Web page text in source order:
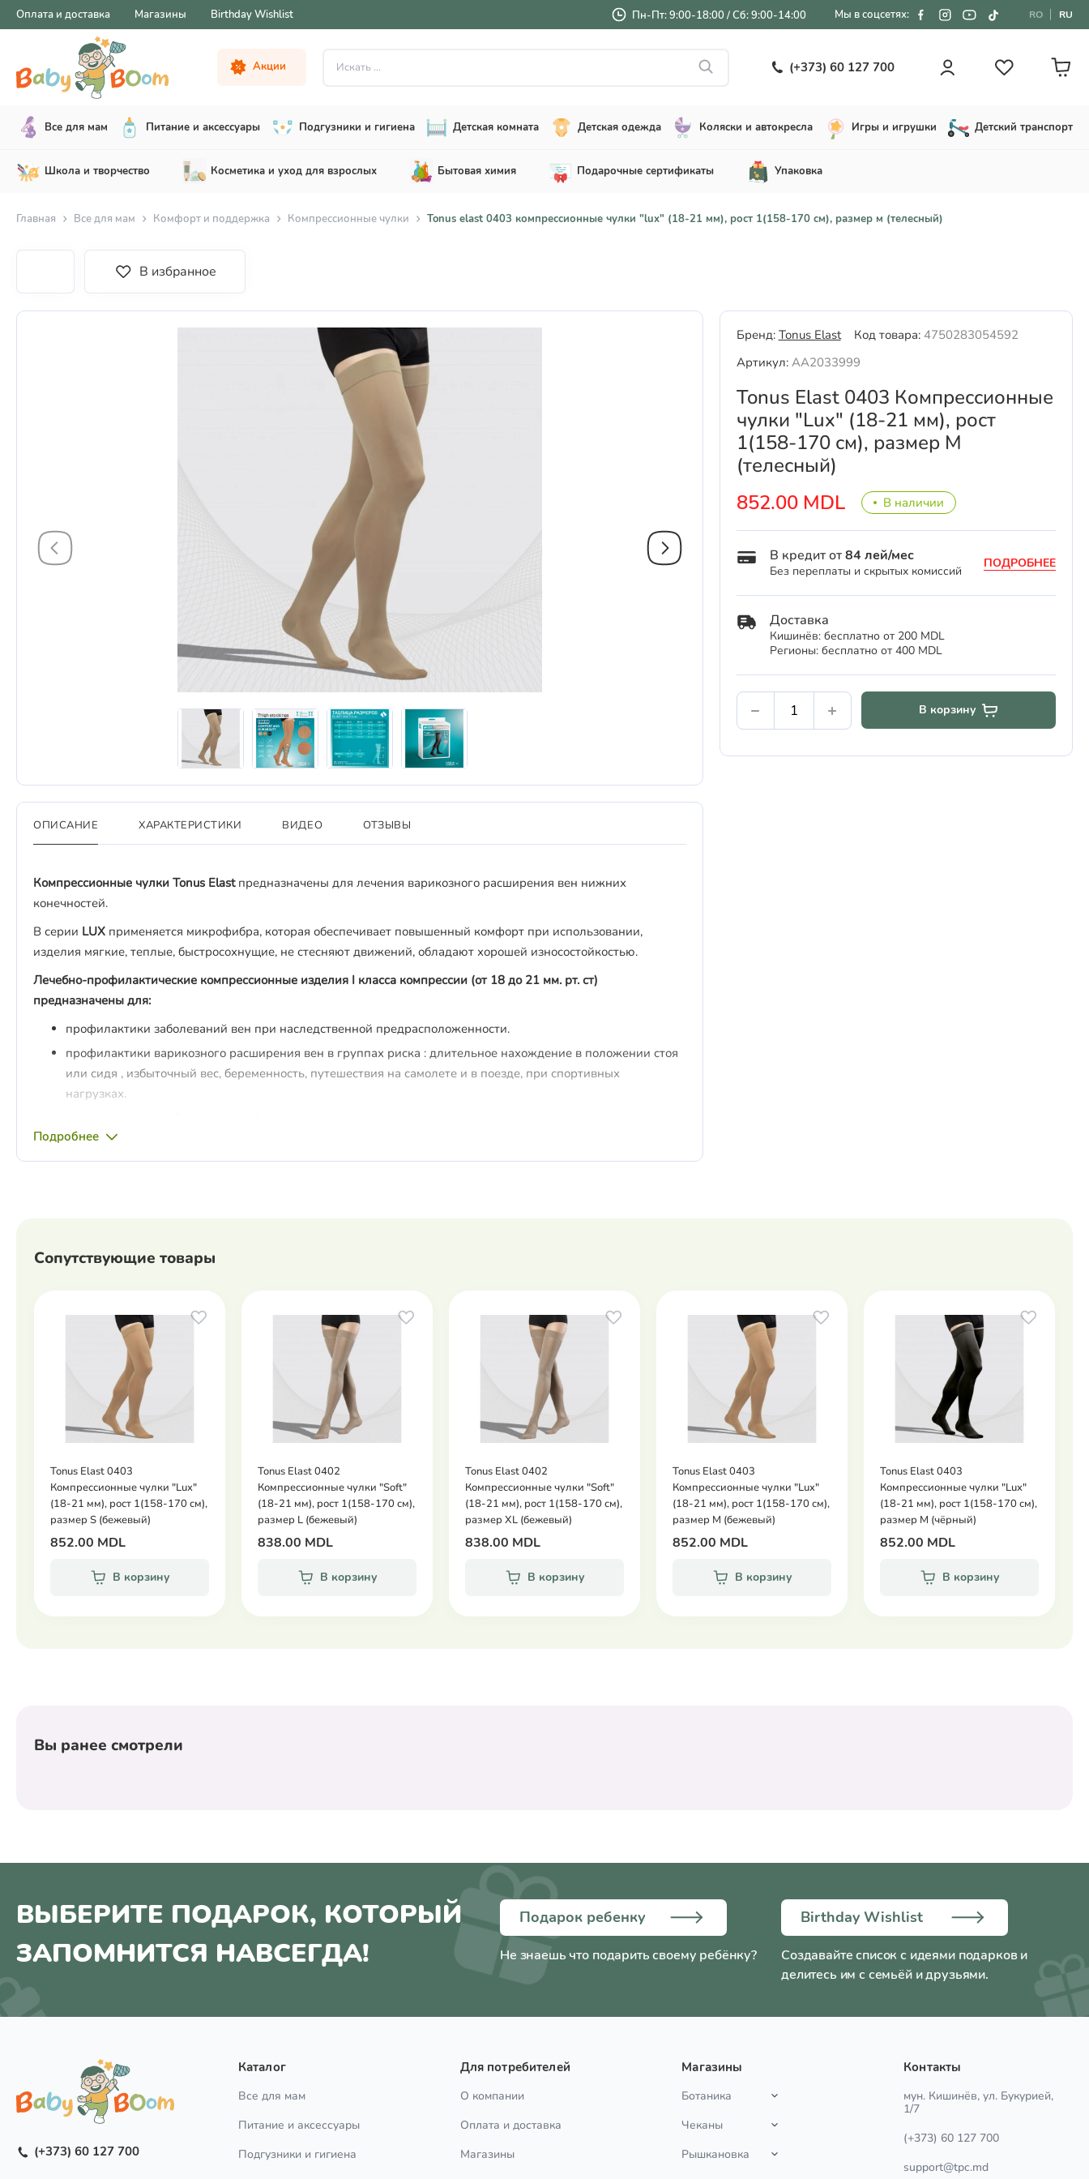
Оплата и доставка Магазины Birthday Wishlist Пн-Пт: 9:00-18:00 / Сб: 9:00-14:00 Мы в соцсетях: RO RU
Акции (+373) 60 127 700
Все для мам Питание и аксессуары Подгузники и гигиена Детская комната Детская одежда Коляски и автокресла Игры и игрушки Детский транспорт
Школа и творчество Косметика и уход для взрослых Бытовая химия Подарочные сертификаты Упаковка
Главная Все для мам Комфорт и поддержка Компрессионные чулки Tonus elast 0403 компрессионные чулки "lux" (18-21 мм), рост 1(158-170 см), размер м (телесный)
В избранное
Бренд: Tonus Elast Код товара: 4750283054592
Артикул: AA2033999
Tonus Elast 0403 Компрессионные
чулки "Lux" (18-21 мм), рост
1(158-170 см), размер М
(телесный)
852.00 MDL
В наличии
В кредит от84 лей/мес
Без переплаты и скрытых комиссий
ПОДРОБНЕЕ
Доставка
Кишинёв: бесплатно от 200 MDL
Регионы: бесплатно от 400 MDL
В корзину
ОПИСАНИЕ ХАРАКТЕРИСТИКИ ВИДЕО ОТЗЫВЫ
Компрессионные чулки Tonus Elastпредназначены для лечения варикозного расширения вен нижних
конечностей.
В серии LUX применяется микрофибра, которая обеспечивает повышенный комфорт при использовании,
изделия мягкие, теплые, быстросохнущие, не стесняют движений, обладают хорошей износостойкостью.
Лечебно-профилактические компрессионные изделия I класса компрессии (от 18 до 21 мм. рт. ст)
предназначены для:
профилактики заболеваний вен при наследственной предрасположенности.
профилактики варикозного расширения вен в группах риска : длительное нахождение в положении стоя
или сидя , избыточный вес, беременность, путешествия на самолете и в поезде, при спортивных
нагрузках.
лечения начальных стадий варикозной болезни: боль, усталость, отеки, ощущения зуда и жжения в ногах,
судороги в области икроножных мышц, сосудистая "сеточка", "паутинка", единичные варикозно-
для лечения острого тромбофлебита, тромбоза глубоких вен
после оперативного лечения варикозной болезни
Использование изделий II класса компрессии требует консультации врача-специалиста.
Компрессионные изделия следует стирать ежедневно, вручную, в мыльном растворе при температуре +
40 ° С, без использования отбеливателей и хлорсодержащих средств.
Рекомендовано аккуратное отжимание без выкручивания и сушка в расправленном виде.
Не гладить.
Характеристики:
Компрессия:18–21 mmHg (класс I).
Размер:М (3).
Обхват лодыжки:22-25 см.
Подробнее
Сопутствующие товары
Tonus Elast 0403
Компрессионные чулки "Lux"
(18-21 мм), рост 1(158-170 см),
размер S (бежевый)
852.00 MDL
В корзину
Tonus Elast 0402
Компрессионные чулки "Soft"
(18-21 мм), рост 1(158-170 см),
размер L (бежевый)
838.00 MDL
В корзину
Tonus Elast 0402
Компрессионные чулки "Soft"
(18-21 мм), рост 1(158-170 см),
размер XL (бежевый)
838.00 MDL
В корзину
Tonus Elast 0403
Компрессионные чулки "Lux"
(18-21 мм), рост 1(158-170 см),
размер М (бежевый)
852.00 MDL
В корзину
Tonus Elast 0403
Компрессионные чулки "Lux"
(18-21 мм), рост 1(158-170 см),
размер М (чёрный)
852.00 MDL
В корзину
Вы ранее смотрели
ВЫБЕРИТЕ ПОДАРОК, КОТОРЫЙ
ЗАПОМНИТСЯ НАВСЕГДА!
Подарок ребенку
Не знаешь что подарить своему ребёнку?
Birthday Wishlist
Создавайте список с идеями подарков и
делитесь им с семьёй и друзьями.
(+373) 60 127 700
Каталог
Все для мам
Питание и аксессуары
Подгузники и гигиена
Для потребителей
О компании
Оплата и доставка
Магазины
Магазины
Ботаника
Чеканы
Рышкановка
Контакты
мун. Кишинёв, ул. Букурией,
1/7
(+373) 60 127 700
support@tpc.md